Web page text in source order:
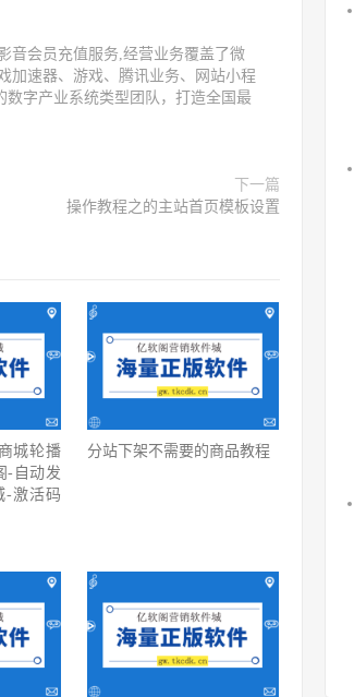
音会员充值服务,经营业务覆盖了微
加速器、游戏、腾讯业务、网站小程
字产业系统类型团队，打造全国最
下一篇
操作教程之的主站首页模板设置
城轮播
-自动发
-激活码
分站下架不需要的商品教程